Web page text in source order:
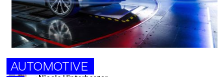
AUTOMOTIVE